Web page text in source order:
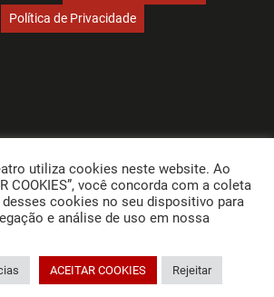
Política de Privacidade
utiliza cookies neste website. Ao
COOKIES”, você concorda com a coleta
cookies no seu dispositivo para
e análise de uso em nossa
ACEITAR COOKIES Rejeitar